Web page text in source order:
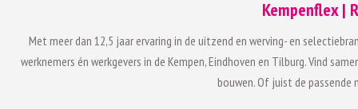
Kempenflex |
Met meer dan 12,5 jaar ervaring in de uitzend en werving- en
werknemers én werkgevers in de Kempen, Eindhoven en Tilburg. Vind
bouwen. Of juist de